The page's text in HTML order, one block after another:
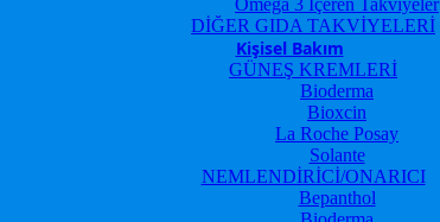
Omega 3 İçeren Takviyeler
DİĞER GIDA TAKVİYELERİ
Kişisel Bakım
GÜNEŞ KREMLERİ
Bioderma
Bioxcin
La Roche Posay
Solante
NEMLENDİRİCİ/ONARICI
Bepanthol